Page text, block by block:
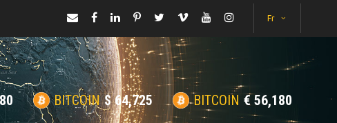
Fr
BITCOIN $64,725 BITCOIN €56,180